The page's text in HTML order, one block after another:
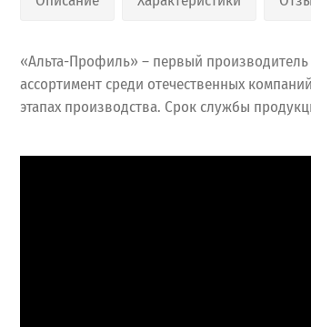
«Альта-Профиль» – первый
ассортимент среди отечественных
этапах производства. Срок службы